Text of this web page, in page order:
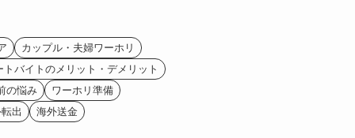
カップル・夫婦ワーホリ
トバイトのメリット・デメリット
の悩み
ワーホリ準備
出
海外送金